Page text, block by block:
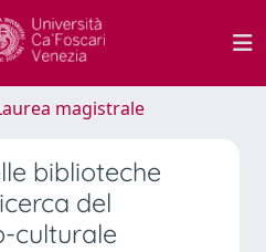
magistrale
biblioteche
del
culturale